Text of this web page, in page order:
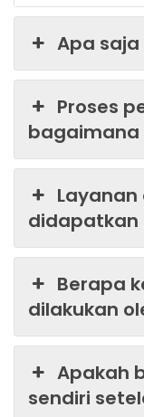
Apa
Proses
bagaimana
didapatkan
Berapa
dilakukan
Apakah
sendiri